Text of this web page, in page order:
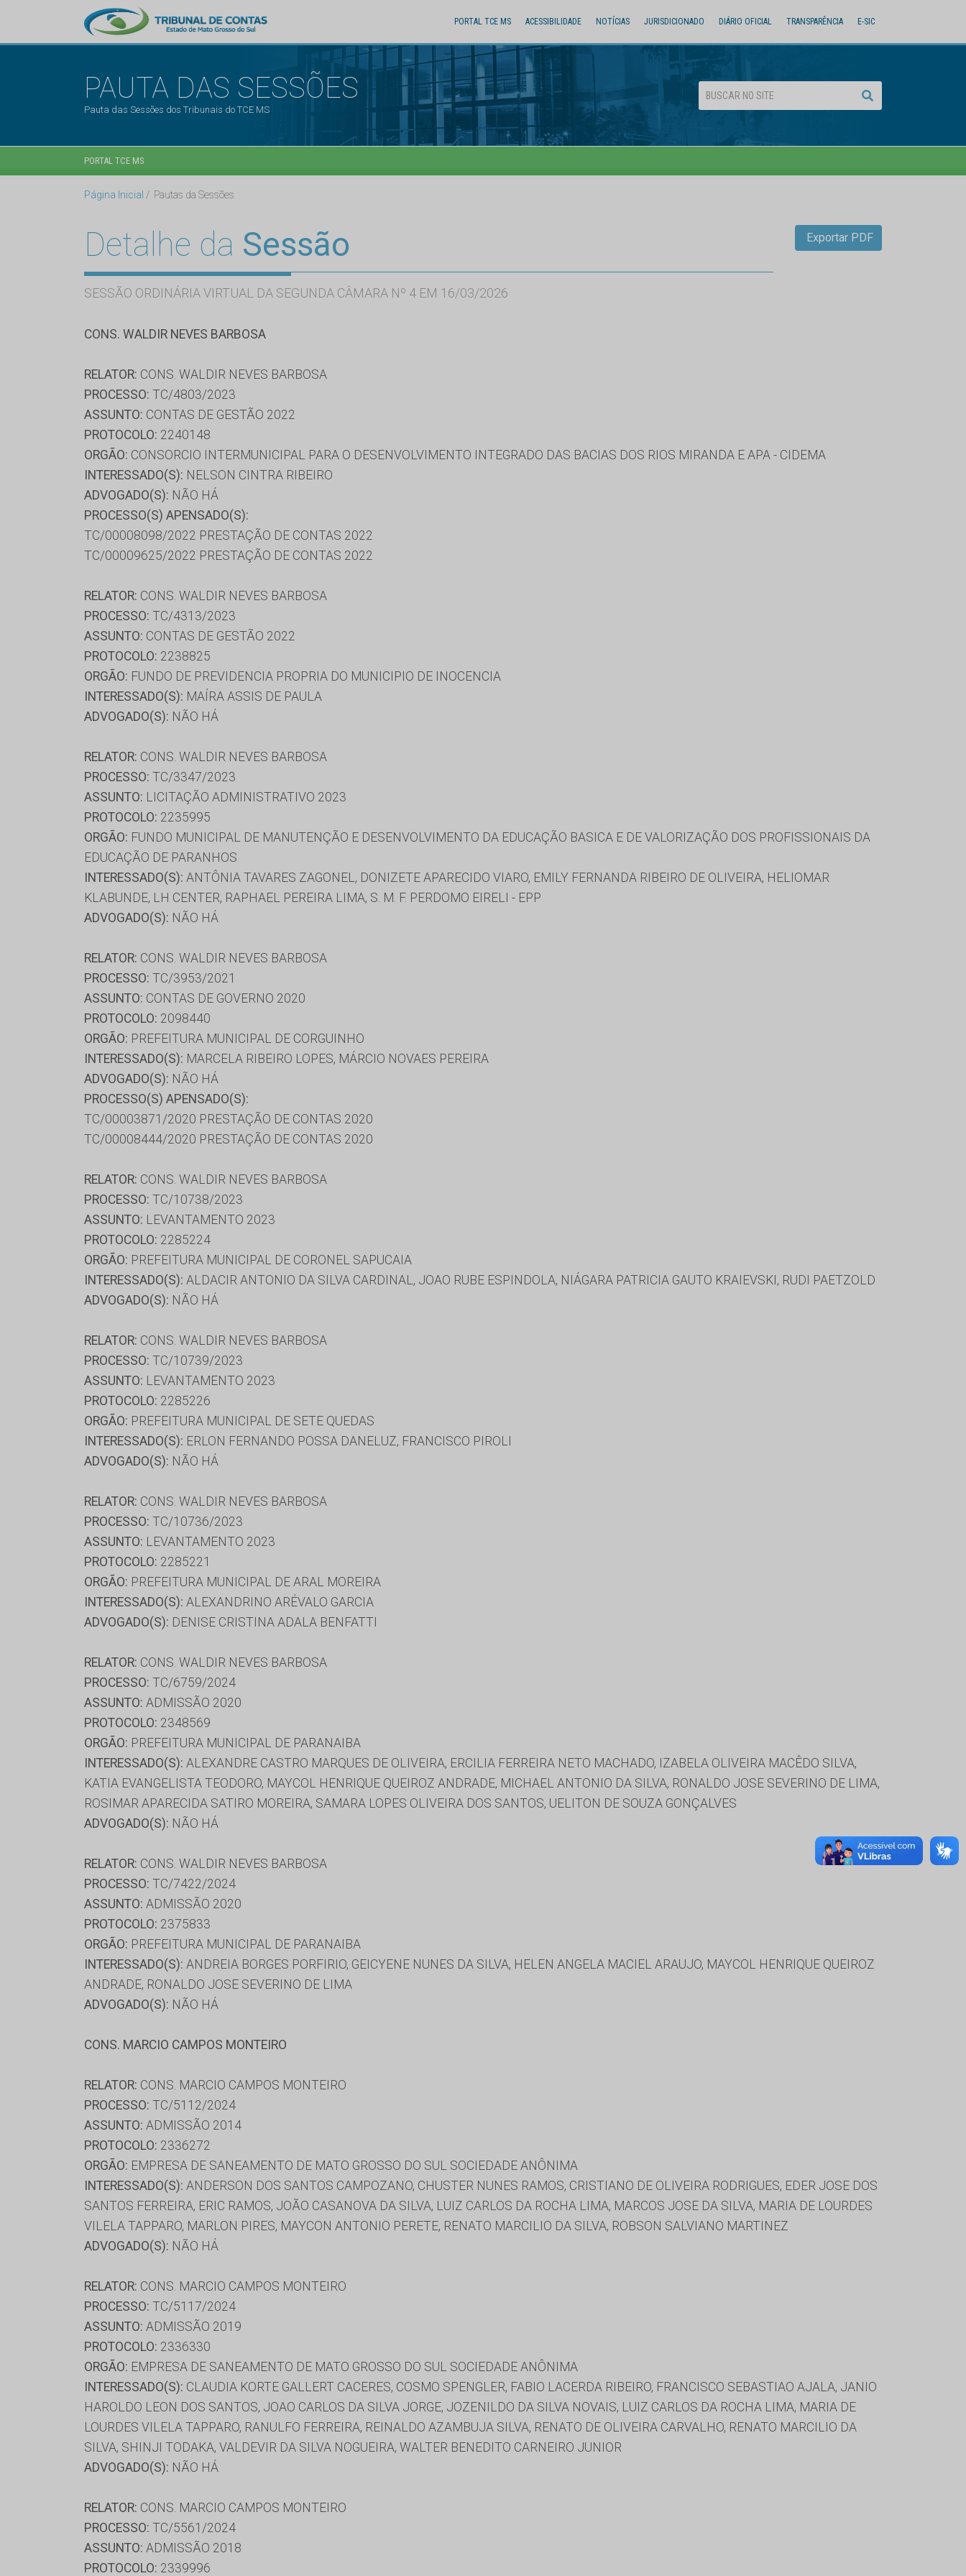
PORTAL TCE MS ACESSIBILIDADE NOTÍCIAS JURISDICIONADO DIÁRIO OFICIAL TRANSPARÊNCIA E-SIC
PAUTA DAS SESSÕES
Pauta das Sessões dos Tribunais do TCE MS
PORTAL TCE MS
Página Inicial Pautas da Sessões
Detalhe da Sessão
SESSÃO ORDINÁRIA VIRTUAL DA SEGUNDA CÂMARA Nº 4 EM 16/03/2026
Exportar PDF
CONS. WALDIR NEVES BARBOSA
RELATOR: CONS. WALDIR NEVES BARBOSA
PROCESSO: TC/4803/2023
ASSUNTO: CONTAS DE GESTÃO 2022
PROTOCOLO: 2240148
ORGÃO: CONSORCIO INTERMUNICIPAL PARA O DESENVOLVIMENTO INTEGRADO DAS BACIAS DOS RIOS MIRANDA E APA - CIDEMA
INTERESSADO(S): NELSON CINTRA RIBEIRO
ADVOGADO(S): NÃO HÁ
PROCESSO(S) APENSADO(S):
TC/00008098/2022 PRESTAÇÃO DE CONTAS 2022
TC/00009625/2022 PRESTAÇÃO DE CONTAS 2022
RELATOR: CONS. WALDIR NEVES BARBOSA
PROCESSO: TC/4313/2023
ASSUNTO: CONTAS DE GESTÃO 2022
PROTOCOLO: 2238825
ORGÃO: FUNDO DE PREVIDENCIA PROPRIA DO MUNICIPIO DE INOCENCIA
INTERESSADO(S): MAÍRA ASSIS DE PAULA
ADVOGADO(S): NÃO HÁ
RELATOR: CONS. WALDIR NEVES BARBOSA
PROCESSO: TC/3347/2023
ASSUNTO: LICITAÇÃO ADMINISTRATIVO 2023
PROTOCOLO: 2235995
ORGÃO: FUNDO MUNICIPAL DE MANUTENÇÃO E DESENVOLVIMENTO DA EDUCAÇÃO BASICA E DE VALORIZAÇÃO DOS PROFISSIONAIS DA
EDUCAÇÃO DE PARANHOS
INTERESSADO(S): ANTÔNIA TAVARES ZAGONEL, DONIZETE APARECIDO VIARO, EMILY FERNANDA RIBEIRO DE OLIVEIRA, HELIOMAR
KLABUNDE, LH CENTER, RAPHAEL PEREIRA LIMA, S. M. F. PERDOMO EIRELI - EPP
ADVOGADO(S): NÃO HÁ
RELATOR: CONS. WALDIR NEVES BARBOSA
PROCESSO: TC/3953/2021
ASSUNTO: CONTAS DE GOVERNO 2020
PROTOCOLO: 2098440
ORGÃO: PREFEITURA MUNICIPAL DE CORGUINHO
INTERESSADO(S): MARCELA RIBEIRO LOPES, MÁRCIO NOVAES PEREIRA
ADVOGADO(S): NÃO HÁ
PROCESSO(S) APENSADO(S):
TC/00003871/2020 PRESTAÇÃO DE CONTAS 2020
TC/00008444/2020 PRESTAÇÃO DE CONTAS 2020
RELATOR: CONS. WALDIR NEVES BARBOSA
PROCESSO: TC/10738/2023
ASSUNTO: LEVANTAMENTO 2023
PROTOCOLO: 2285224
ORGÃO: PREFEITURA MUNICIPAL DE CORONEL SAPUCAIA
INTERESSADO(S): ALDACIR ANTONIO DA SILVA CARDINAL, JOAO RUBE ESPINDOLA, NIÁGARA PATRICIA GAUTO KRAIEVSKI, RUDI PAETZOLD
ADVOGADO(S): NÃO HÁ
RELATOR: CONS. WALDIR NEVES BARBOSA
PROCESSO: TC/10739/2023
ASSUNTO: LEVANTAMENTO 2023
PROTOCOLO: 2285226
ORGÃO: PREFEITURA MUNICIPAL DE SETE QUEDAS
INTERESSADO(S): ERLON FERNANDO POSSA DANELUZ, FRANCISCO PIROLI
ADVOGADO(S): NÃO HÁ
RELATOR: CONS. WALDIR NEVES BARBOSA
PROCESSO: TC/10736/2023
ASSUNTO: LEVANTAMENTO 2023
PROTOCOLO: 2285221
ORGÃO: PREFEITURA MUNICIPAL DE ARAL MOREIRA
INTERESSADO(S): ALEXANDRINO ARÉVALO GARCIA
ADVOGADO(S): DENISE CRISTINA ADALA BENFATTI
RELATOR: CONS. WALDIR NEVES BARBOSA
PROCESSO: TC/6759/2024
ASSUNTO: ADMISSÃO 2020
PROTOCOLO: 2348569
ORGÃO: PREFEITURA MUNICIPAL DE PARANAIBA
INTERESSADO(S): ALEXANDRE CASTRO MARQUES DE OLIVEIRA, ERCILIA FERREIRA NETO MACHADO, IZABELA OLIVEIRA MACÊDO SILVA,
KATIA EVANGELISTA TEODORO, MAYCOL HENRIQUE QUEIROZ ANDRADE, MICHAEL ANTONIO DA SILVA, RONALDO JOSE SEVERINO DE LIMA,
ROSIMAR APARECIDA SATIRO MOREIRA, SAMARA LOPES OLIVEIRA DOS SANTOS, UELITON DE SOUZA GONÇALVES
ADVOGADO(S): NÃO HÁ
RELATOR: CONS. WALDIR NEVES BARBOSA
PROCESSO: TC/7422/2024
ASSUNTO: ADMISSÃO 2020
PROTOCOLO: 2375833
ORGÃO: PREFEITURA MUNICIPAL DE PARANAIBA
INTERESSADO(S): ANDREIA BORGES PORFIRIO, GEICYENE NUNES DA SILVA, HELEN ANGELA MACIEL ARAUJO, MAYCOL HENRIQUE QUEIROZ
ANDRADE, RONALDO JOSE SEVERINO DE LIMA
ADVOGADO(S): NÃO HÁ
CONS. MARCIO CAMPOS MONTEIRO
RELATOR: CONS. MARCIO CAMPOS MONTEIRO
PROCESSO: TC/5112/2024
ASSUNTO: ADMISSÃO 2014
PROTOCOLO: 2336272
ORGÃO: EMPRESA DE SANEAMENTO DE MATO GROSSO DO SUL SOCIEDADE ANÔNIMA
INTERESSADO(S): ANDERSON DOS SANTOS CAMPOZANO, CHUSTER NUNES RAMOS, CRISTIANO DE OLIVEIRA RODRIGUES, EDER JOSE DOS
SANTOS FERREIRA, ERIC RAMOS, JOÃO CASANOVA DA SILVA, LUIZ CARLOS DA ROCHA LIMA, MARCOS JOSE DA SILVA, MARIA DE LOURDES
VILELA TAPPARO, MARLON PIRES, MAYCON ANTONIO PERETE, RENATO MARCILIO DA SILVA, ROBSON SALVIANO MARTINEZ
ADVOGADO(S): NÃO HÁ
RELATOR: CONS. MARCIO CAMPOS MONTEIRO
PROCESSO: TC/5117/2024
ASSUNTO: ADMISSÃO 2019
PROTOCOLO: 2336330
ORGÃO: EMPRESA DE SANEAMENTO DE MATO GROSSO DO SUL SOCIEDADE ANÔNIMA
INTERESSADO(S): CLAUDIA KORTE GALLERT CACERES, COSMO SPENGLER, FABIO LACERDA RIBEIRO, FRANCISCO SEBASTIAO AJALA, JANIO
HAROLDO LEON DOS SANTOS, JOAO CARLOS DA SILVA JORGE, JOZENILDO DA SILVA NOVAIS, LUIZ CARLOS DA ROCHA LIMA, MARIA DE
LOURDES VILELA TAPPARO, RANULFO FERREIRA, REINALDO AZAMBUJA SILVA, RENATO DE OLIVEIRA CARVALHO, RENATO MARCILIO DA
SILVA, SHINJI TODAKA, VALDEVIR DA SILVA NOGUEIRA, WALTER BENEDITO CARNEIRO JUNIOR
ADVOGADO(S): NÃO HÁ
RELATOR: CONS. MARCIO CAMPOS MONTEIRO
PROCESSO: TC/5561/2024
ASSUNTO: ADMISSÃO 2018
PROTOCOLO: 2339996